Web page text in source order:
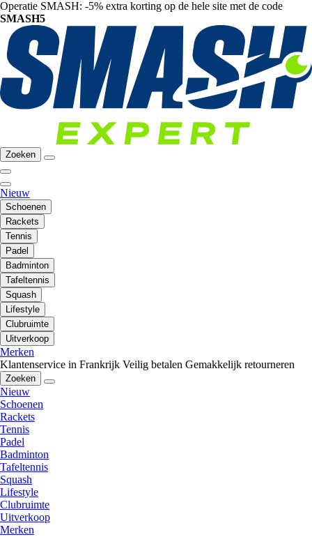
Operatie SMASH: -5% extra korting op de hele site met de code
SMASH5
Zoeken
Nieuw
Schoenen
Rackets
Tennis
Padel
Badminton
Tafeltennis
Squash
Lifestyle
Clubruimte
Uitverkoop
Merken
Klantenservice in Frankrijk Veilig betalen Gemakkelijk retourneren
Zoeken
Nieuw
Schoenen
Rackets
Tennis
Padel
Badminton
Tafeltennis
Squash
Lifestyle
Clubruimte
Uitverkoop
Merken